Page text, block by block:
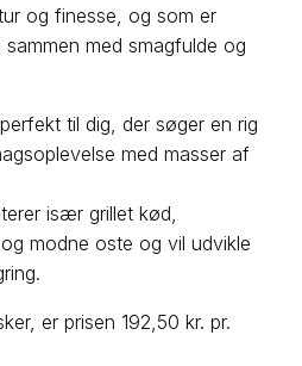
og finesse, og som er
med smagfulde og
til dig, der søger en rig
med masser af
især grillet kød,
modne oste og vil udvikle
er prisen 192,50 kr. pr.